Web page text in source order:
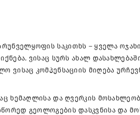
საკითხს – ყველა
ვისაც სურს ახალ
ვისაც კომპენსაციის მიღება
ხემაღლისა და ღვერკის
გეოლოგების დასკვნისა და